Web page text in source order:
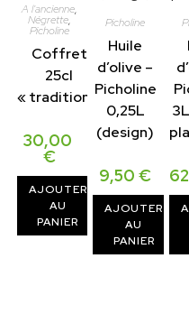
A l'ancienne,
Négrette,
Picholine
Coffret
25cl
« tradition »
30,00
€
AJOUTER
AU
PANIER
Picholine
Huile
d’olive –
Picholine
0,25L
(design)
9,50€
AJOUTER
AU
PANIER